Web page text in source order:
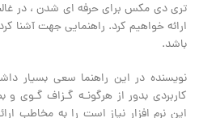
ارائه خواهیم کرد. راهنمایی جهت
باشد.
نویسنده در این راهنما سعی بسیار
کاربردی بدور از هرگونـه گـزاف گـوی و
این نرم افزار نیاز است را به مخاطب